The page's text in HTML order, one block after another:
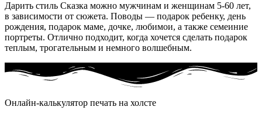
Дарить стиль Сказка можно мужчинам и женщинам 5-60 лет,
в зависимости от сюжета. Поводы — подарок ребенку, день
рождения, подарок маме, дочке, любимои, а также семеиние
портреты. Отлично подходит, когда хочется сделать подарок
теплым, трогательным и немного волшебным.
Онлайн-калькулятор печать на холсте